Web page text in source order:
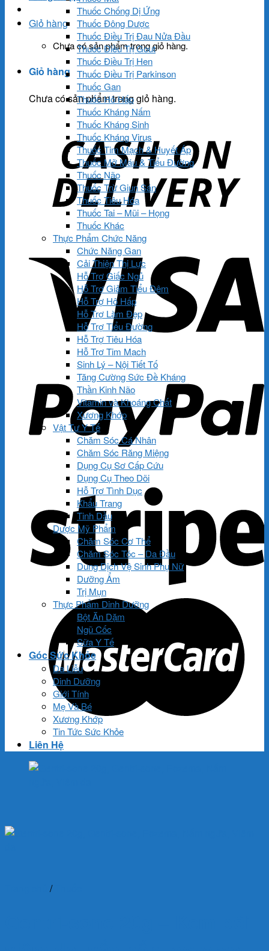
Giỏ hàng
Chưa có sản phẩm trong giỏ hàng.
Giỏ hàng
Chưa có sản phẩm trong giỏ hàng.
Thuốc Chống Dị Ứng
Thuốc Đông Dược
Thuốc Điều Trị Đau Nửa Đầu
Thuốc Điều Trị Gout
Thuốc Điều Trị Hen
Thuốc Điều Trị Parkinson
Thuốc Gan
Thuốc Hô Hấp
Thuốc Kháng Nấm
Thuốc Kháng Sinh
Thuốc Kháng Virus
Thuốc Tim Mạch & Huyết Áp
Thuốc Mỡ Máu & Tiểu Đường
Thuốc Não
Thuốc Trừ Giun Sán
Thuốc Tiêu Hóa
Thuốc Tai – Mũi – Họng
Thuốc Khác
Thực Phẩm Chức Năng
Chức Năng Gan
Cải Thiện Thị Lực
Hỗ Trợ Giấc Ngủ
Hỗ Trợ Giảm Tiểu Đêm
Hỗ Trợ Hô Hấp
Hỗ Trợ Làm Đẹp
Hỗ Trợ Tiểu Đường
Hỗ Trợ Tiêu Hóa
Hỗ Trợ Tim Mạch
Sinh Lý – Nội Tiết Tố
Tăng Cường Sức Đề Kháng
Thần Kinh Não
Vitamin và Khoáng Chất
Xương Khớp
Vật Tư Y Tế
Chăm Sóc Cá Nhân
Chăm Sóc Răng Miệng
Dụng Cụ Sơ Cấp Cứu
Dụng Cụ Theo Dõi
Hỗ Trợ Tình Dục
Khẩu Trang
Tinh Dầu
Dược Mỹ Phẩm
Chăm Sóc Cơ Thể
Chăm Sóc Tóc – Da Đầu
Dung Dịch Vệ Sinh Phụ Nữ
Dưỡng Ẩm
Trị Mụn
Thực Phẩm Dinh Dưỡng
Bột Ăn Dặm
Ngũ Cốc
Sữa Y Tế
Góc Sức Khỏe
Da Liễu
Dinh Dưỡng
Giới Tính
Mẹ Và Bé
Xương Khớp
Tin Tức Sức Khỏe
Liên Hệ
/